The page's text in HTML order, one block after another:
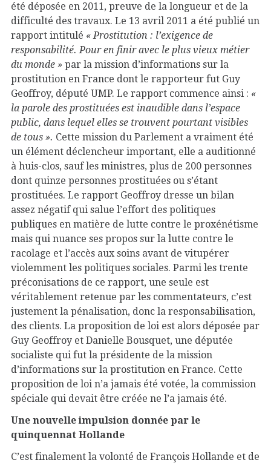
été déposée en 2011, preuve de la longueur et de la
difficulté des travaux. Le 13 avril 2011 a été publié un
rapport intitulé « Prostitution : l’exigence de
responsabilité. Pour en finir avec le plus vieux métier
du monde » par la mission d’informations sur la
prostitution en France dont le rapporteur fut Guy
Geoffroy, député UMP. Le rapport commence ainsi : «
la parole des prostituées est inaudible dans l’espace
public, dans lequel elles se trouvent pourtant visibles
de tous ». Cette mission du Parlement a vraiment été
un élément déclencheur important, elle a auditionné
à huis-clos, sauf les ministres, plus de 200 personnes
dont quinze personnes prostituées ou s’étant
prostituées. Le rapport Geoffroy dresse un bilan
assez négatif qui salue l’effort des politiques
publiques en matière de lutte contre le proxénétisme
mais qui nuance ses propos sur la lutte contre le
racolage et l’accès aux soins avant de vitupérer
violemment les politiques sociales. Parmi les trente
préconisations de ce rapport, une seule est
véritablement retenue par les commentateurs, c’est
justement la pénalisation, donc la responsabilisation,
des clients. La proposition de loi est alors déposée par
Guy Geoffroy et Danielle Bousquet, une députée
socialiste qui fut la présidente de la mission
d’informations sur la prostitution en France. Cette
proposition de loi n’a jamais été votée, la commission
spéciale qui devait être créée ne l’a jamais été.
Une nouvelle impulsion donnée par le
quinquennat Hollande
C’est finalement la volonté de François Hollande et de